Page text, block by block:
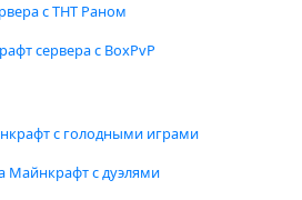
с ТНТ Раном
сервера с BoxPvP
с голодными играми
Майнкрафт с дуэлями